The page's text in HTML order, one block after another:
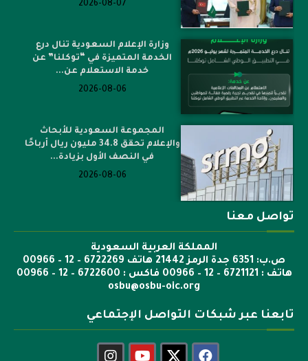
2026-08-07
وزارة الإعلام السعودية تنال درع
الخدمة المتميزة في “توكلنا” عن
خدمة الاستعلام عن...
2026-08-06
المجموعة السعودية للأبحاث
والإعلام تحقق 34.8 مليون ريال أرباحًا
في النصف الأول بزيادة...
2026-08-06
تواصل معنا
المملكة العربية السعودية
ص.ب: 6351 جدة الرمز 21442 هاتف 6722269 – 12 – 00966
هاتف : 6721121 – 12 – 00966 فاكس : 6722600 – 12 – 00966
osbu@osbu-oic.org
تابعنا عبر شبكات التواصل الإجتماعي